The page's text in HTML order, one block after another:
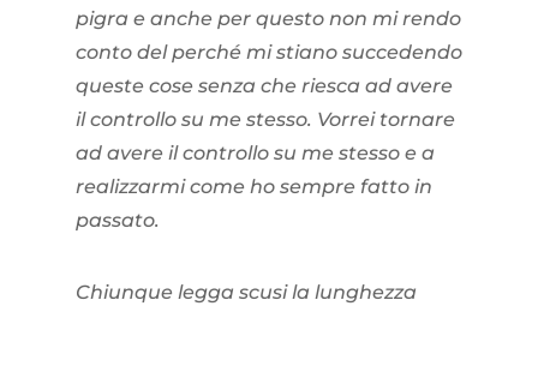
pigra e anche per questo non mi rendo
conto del perché mi stiano succedendo
queste cose senza che riesca ad avere
il controllo su me stesso. Vorrei tornare
ad avere il controllo su me stesso e a
realizzarmi come ho sempre fatto in
passato.
Chiunque legga scusi la lunghezza